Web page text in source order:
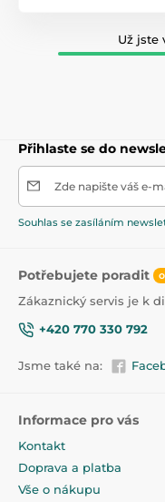
Už jste
Přihlaste se do
Zde napište váš e-
Souhlas se zasíláním
Potřebujete poradit
Zákaznický servis je k
+420 770 330 792
Jsme také na:
Informace pro vás
Kontakt
Doprava a platba
Vše o nákupu